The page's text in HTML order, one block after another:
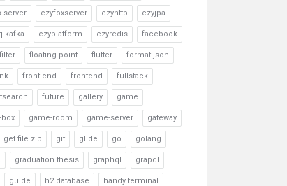
server ezyfoxserver ezyhttp ezyjpa
kafka ezyplatform ezyredis facebook
filter floating point flutter format json
front-end frontend fullstack
future gallery game
box game-room game-server gateway
get file zip git glide go golang
graduation thesis graphql grapql
guide h2 database handy terminal